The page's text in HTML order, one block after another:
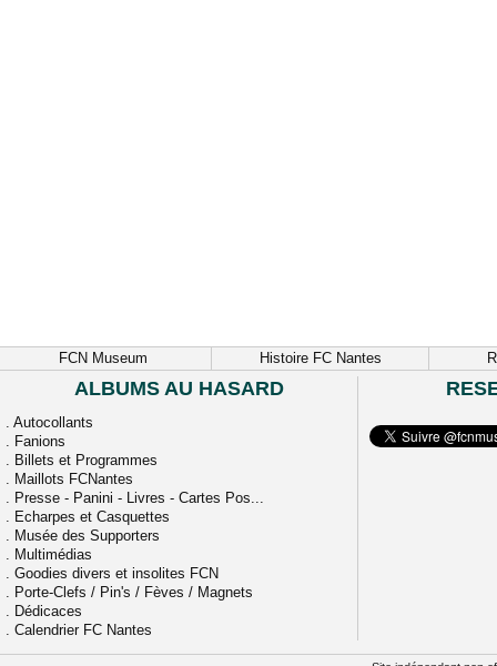
FCN Museum Histoire FC Nantes
ALBUMS AU HASARD
. Autocollants
. Fanions
. Billets et Programmes
. Maillots FCNantes
. Presse - Panini - Livres - Cartes Pos...
. Echarpes et Casquettes
. Musée des Supporters
. Multimédias
. Goodies divers et insolites FCN
. Porte-Clefs / Pin's / Fèves / Magnets
. Dédicaces
. Calendrier FC Nantes